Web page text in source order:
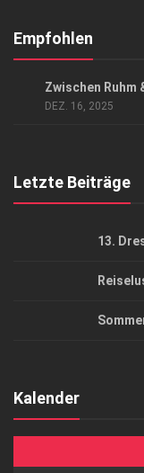
Kontakt, Impressum
Empfohlen
Zwischen Ruhm
DEZ. 16, 2025
Letzte Beiträge
13.
Kalender